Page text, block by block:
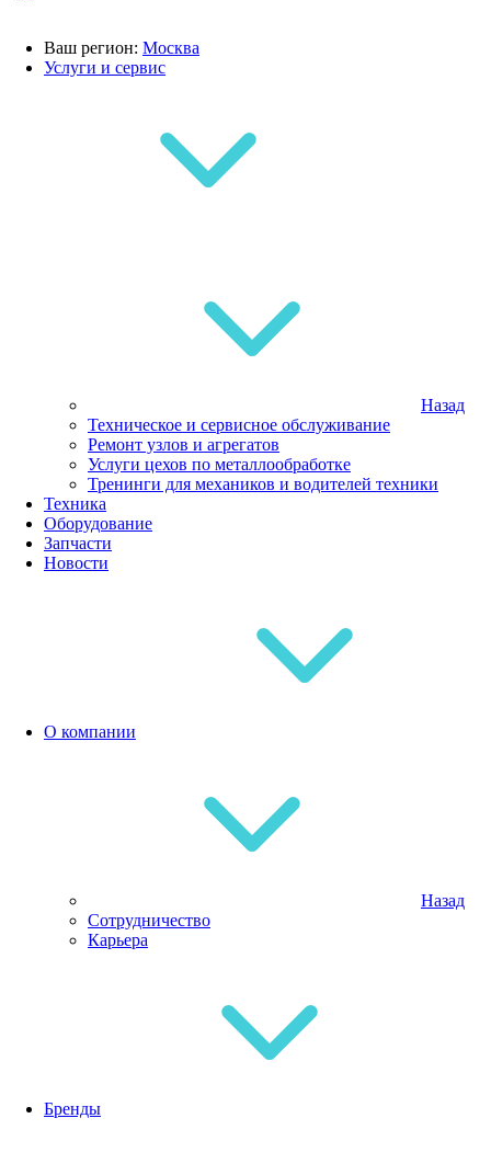
Ваш регион: Москва
Услуги и сервис
Назад
Техническое и сервисное обслуживание
Ремонт узлов и агрегатов
Услуги цехов по металлообработке
Тренинги для механиков и водителей техники
Техника
Оборудование
Запчасти
Новости
О компании
Назад
Сотрудничество
Карьера
Бренды